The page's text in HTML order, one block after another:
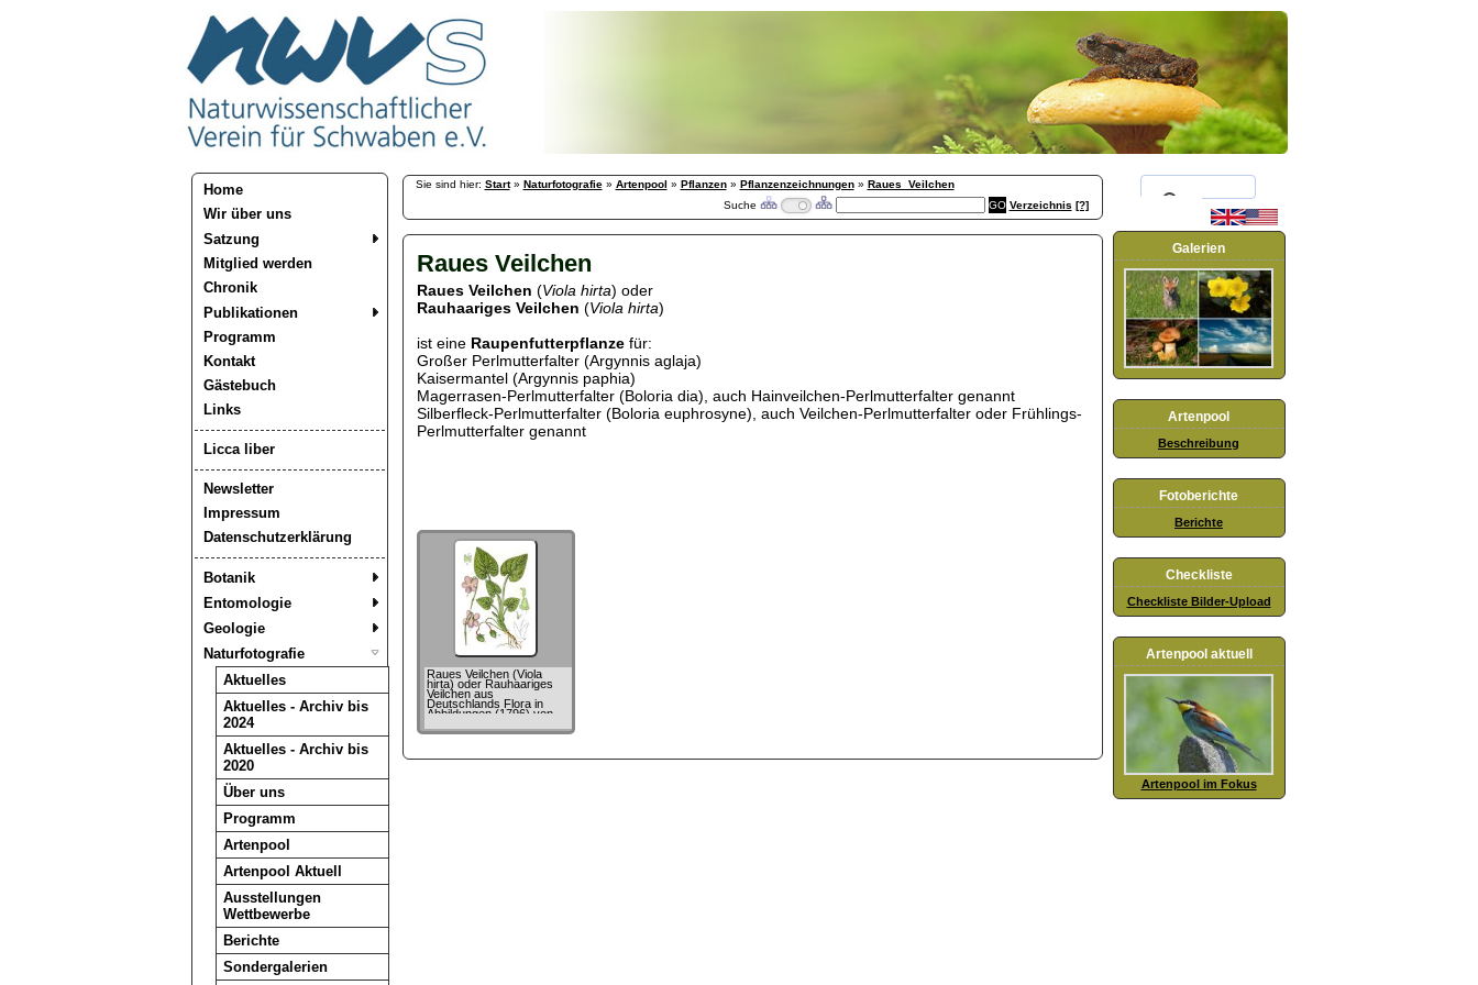
Home
Wir über uns
Satzung
Mitglied werden
Chronik
Publikationen
Programm
Kontakt
Gästebuch
Links
Licca liber
Newsletter
Impressum
Datenschutzerklärung
Botanik
Entomologie
Geologie
Naturfotografie
Aktuelles
Aktuelles - Archiv bis
2024
Aktuelles - Archiv bis
2020
Über uns
Programm
Artenpool
Artenpool Aktuell
Ausstellungen
Wettbewerbe
Berichte
Sondergalerien
Sie sind hier: Start» Naturfotografie» Artenpool » Pflanzen» Pflanzenzeichnungen» Raues_Veilchen
Suche
Verzeichnis [?]
Raues Veilchen
Raues Veilchen (Viola hirta) oder
Rauhaariges Veilchen (Viola hirta)
ist eine Raupenfutterpflanze für:
Großer Perlmutterfalter (Argynnis aglaja)
Kaisermantel (Argynnis paphia)
Magerrasen-Perlmutterfalter (Boloria dia), auch Hainveilchen-Perlmutterfalter genannt
Silberfleck-Perlmutterfalter (Boloria euphrosyne), auch Veilchen-Perlmutterfalter oder Frühlings-
Perlmutterfalter genannt
Raues Veilchen (Viola
hirta) oder Rauhaariges
Veilchen aus
Deutschlands Flora in
Abbildungen (1796) von
(Painter: Jacob Sturm)
Galerien
Artenpool
Beschreibung
Fotoberichte
Berichte
Checkliste
Checkliste Bilder-Upload
Artenpool aktuell
Artenpool im Fokus